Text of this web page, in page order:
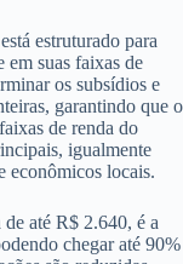
estruturado para
em suas faixas de
os subsídios e
garantindo que o
de renda do
igualmente
econômicos locais.
até R$ 2.640, é a
chegar até 90%